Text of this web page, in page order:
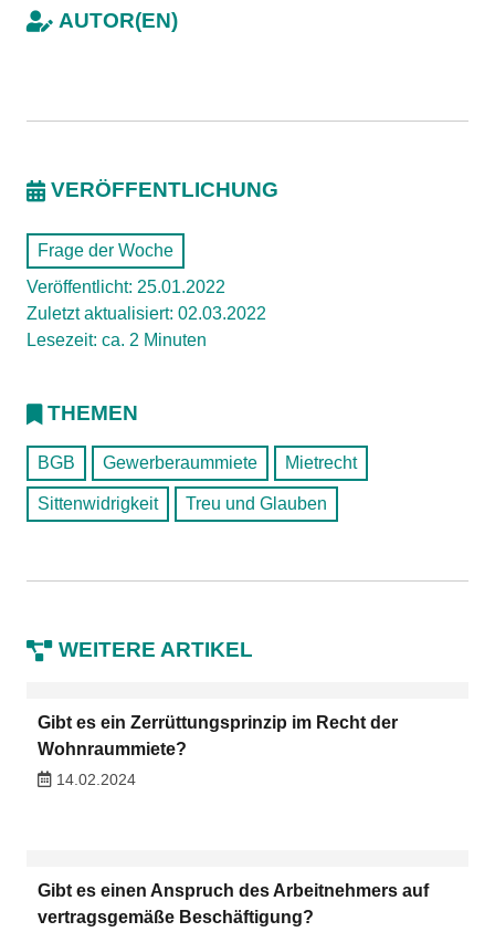
AUTOR(EN)
VERÖFFENTLICHUNG
Frage der Woche
Veröffentlicht: 25.01.2022
Zuletzt aktualisiert: 02.03.2022
Lesezeit: ca. 2 Minuten
THEMEN
BGB Gewerberaummiete Mietrecht
Sittenwidrigkeit Treu und Glauben
WEITERE ARTIKEL
Gibt es ein Zerrüttungsprinzip im Recht der
Wohnraummiete?
14.02.2024
Gibt es einen Anspruch des Arbeitnehmers auf
vertragsgemäße Beschäftigung?